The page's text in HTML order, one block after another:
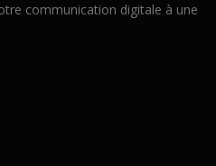
communication digitale à une